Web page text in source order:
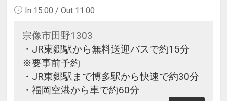
In 15:00 / Out 11:00
宗像市田野1303
・JR東郷駅から無料送迎バスで約15分
※要事前予約
・JR東郷駅まで博多駅から快速で約30分
・福岡空港から車で約60分